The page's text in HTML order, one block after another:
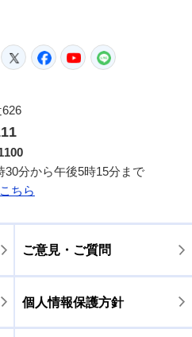
潮来市
TwitterFacebook
YouTube
30分から午後5時15分まで
こちら
ご意見・ご質問
個人情報保護方針